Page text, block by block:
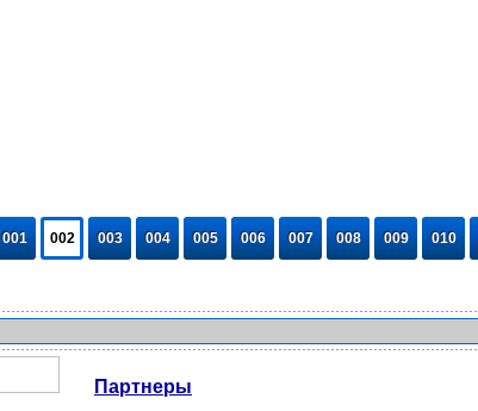
001 002 003 004 005 006 007 008 009 010
Партнеры